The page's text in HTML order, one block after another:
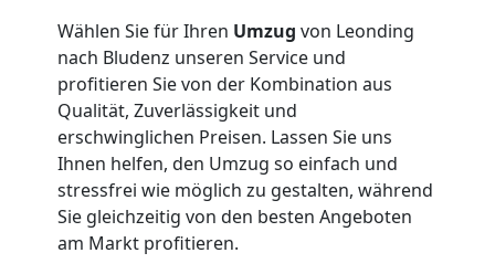
Wählen Sie für Ihren Umzug von Leonding
nach Bludenz unseren Service und
profitieren Sie von der Kombination aus
Qualität, Zuverlässigkeit und
erschwinglichen Preisen. Lassen Sie uns
Ihnen helfen, den Umzug so einfach und
stressfrei wie möglich zu gestalten, während
Sie gleichzeitig von den besten Angeboten
am Markt profitieren.
Leonding
Fernumzug
Leonding
Firmenumzug